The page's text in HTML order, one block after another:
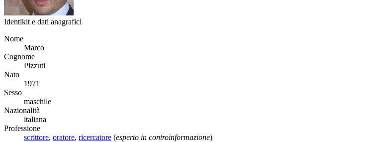
Identikit e dati anagrafici
Nome
Marco
Cognome
Pizzuti
Nato
1971
Sesso
maschile
Nazionalità
italiana
Professione
scrittore, oratore, ricercatore (esperto in controinformazione)